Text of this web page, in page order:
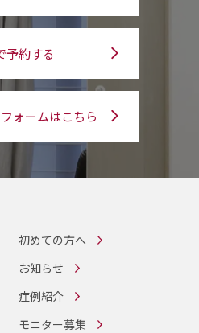
予約する
ォームはこちら
初めての方へ
お知らせ
症例紹介
モニター募集